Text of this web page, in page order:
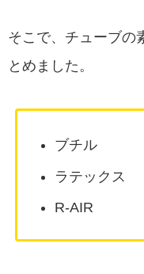
そこで、チューブの
とめました。
ブチル
ラテックス
R-AIR